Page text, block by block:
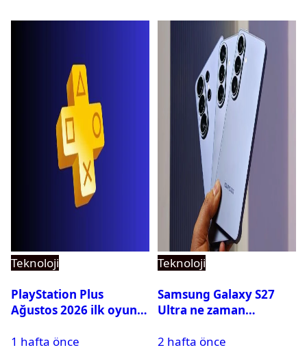
Teknoloji
PlayStation Plus
Ağustos 2026 ilk oyunu
1 hafta önce
Teknoloji
Samsung Galaxy S27
Ultra ne zaman
çıkış tarihi belli oldu
2 hafta önce